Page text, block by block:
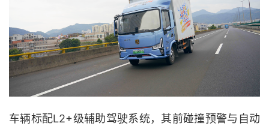
车辆标配L2+级辅助驾驶系统，其前碰撞预警与自动